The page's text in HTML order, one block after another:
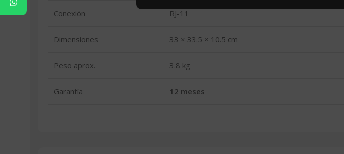
Conexión RJ-11
Dimensiones 33 × 33.5 × 10.5 cm
Peso aprox. 3.8 kg
Garantía 12 meses